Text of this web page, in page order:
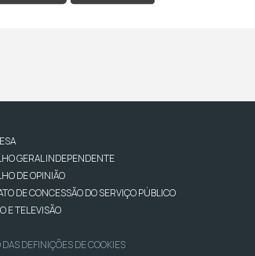
GERAL INDEPENDENTE
DE OPINIÃO
DE CONCESSÃO DO SERVIÇO PÚBLICO
E TELEVISÃO
DEFINIÇÕES DE COOKIES